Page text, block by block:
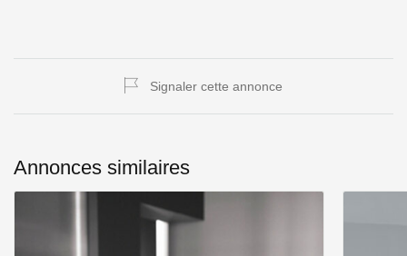
Signaler cette annonce
Annonces similaires